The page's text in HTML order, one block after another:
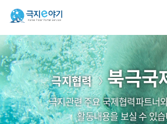
극지협력 북극국
극지관련 주요 국제협력파트너
활동내용을 보실 수 있